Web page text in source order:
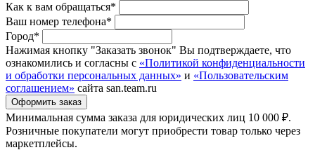
Как к вам обращаться*
Ваш номер телефона*
Город*
Нажимая кнопку "Заказать звонок" Вы подтверждаете, что
ознакомились и согласны с «Политикой конфиденциальности
и обработки персональных данных» и «Пользовательским
соглашением» сайта san.team.ru
Минимальная сумма заказа для юридических лиц 10 000 ₽.
Розничные покупатели могут приобрести товар только через
маркетплейсы.